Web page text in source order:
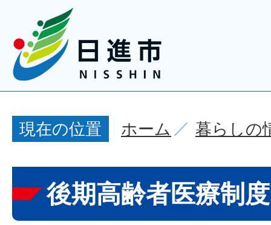
現在の位置 ホーム 暮らしの
後期高齢者医療制